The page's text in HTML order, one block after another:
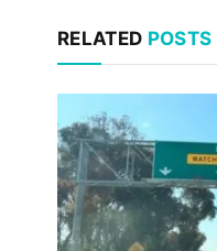
RELATED POSTS